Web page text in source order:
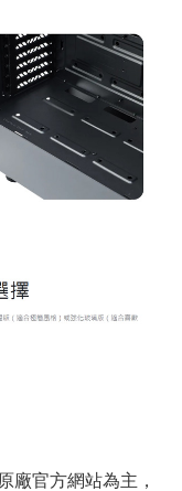
廠官方網站為主，